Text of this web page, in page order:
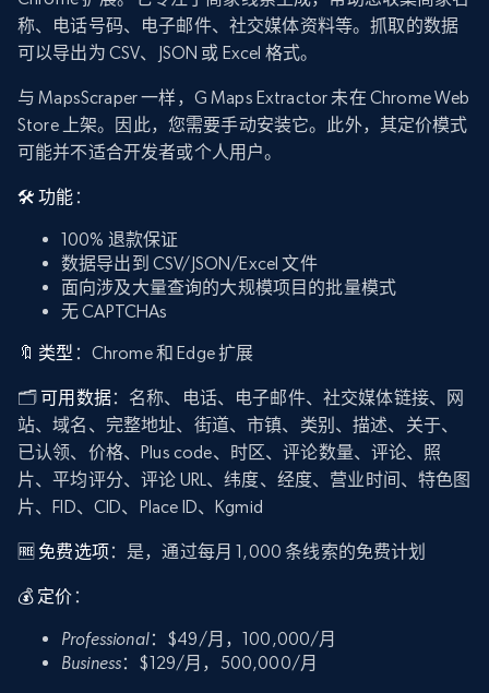
称、电话号码、电子邮件、社交媒体资料等。抓取的数据
可以导出为 CSV、JSON 或 Excel 格式。
与 MapsScraper 一样，G Maps Extractor 未在 Chrome Web
Store 上架。因此，您需要手动安装它。此外，其定价模式
可能并不适合开发者或个人用户。
🛠️ 功能 ：
100% 退款保证
数据导出到 CSV/JSON/Excel 文件
面向涉及大量查询的大规模项目的批量模式
无 CAPTCHAs
🔖 类型 ：Chrome 和 Edge 扩展
🗂️可用数据：名称、电话、电子邮件、社交媒体链接、网
站、域名、完整地址、街道、市镇、类别、描述、关于、
已认领、价格、Plus code、时区、评论数量、评论、照
片、平均评分、评论 URL、纬度、经度、营业时间、特色图
片、FID、CID、Place ID、Kgmid
🆓 免费选项：是，通过每月 1,000 条线索的免费计划
💰 定价 ：
Professional：$49/月，100,000/月
Business：$129/月，500,000/月